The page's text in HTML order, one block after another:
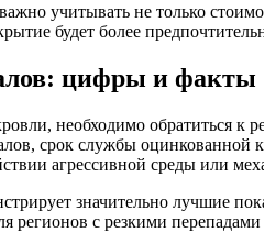
учитывать не только
будет более
цифры и факты
необходимо обратиться
срок службы оцинкованной
агрессивной среды или
значительно лучшие
регионов с резкими